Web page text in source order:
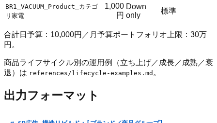
BR1_VACUUM_Product_カテゴ
リ家電
1,000
円
Down
only
標準
合計日予算：10,000円／月予算ポートフォリオ上限：30万
円。
商品ライフサイクル別の運用例（立ち上げ／成長／成熟／衰
退）は references/lifecycle-examples.md 。
出力フォーマット